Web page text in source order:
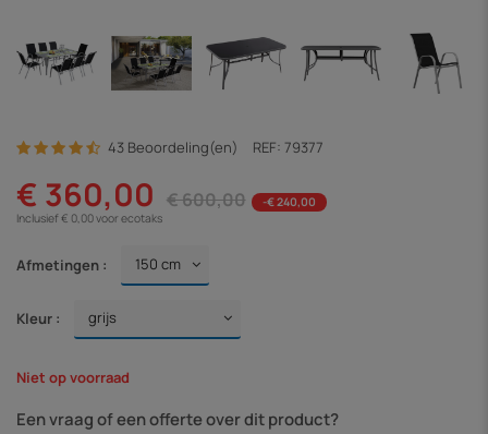
43 Beoordeling(en) REF: 79377
€ 360,00 € 600,00
-€ 240,00
Inclusief € 0,00 voor ecotaks
Afmetingen :
Kleur :
Niet op voorraad
Een vraag of een offerte over dit product?